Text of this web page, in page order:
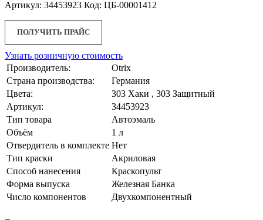
Артикул: 34453923 Код: ЦБ-00001412
ПОЛУЧИТЬ ПРАЙС
Узнать розничную стоимость
Производитель:
Otrix
Страна производства:
Германия
Цвета:
303 Хаки , 303 Защитный
Артикул:
34453923
Тип товара
Автоэмаль
Объём
1 л
Отвердитель в комплекте Нет
Тип краски
Акриловая
Способ нанесения
Краскопульт
Форма выпуска
Железная Банка
Число компонентов
Двухкомпонентный